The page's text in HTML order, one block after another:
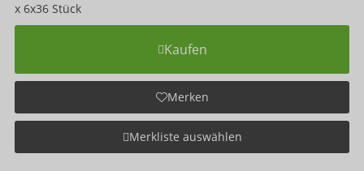
x 6x36 Stück
Kaufen
Merken
Merkliste auswählen